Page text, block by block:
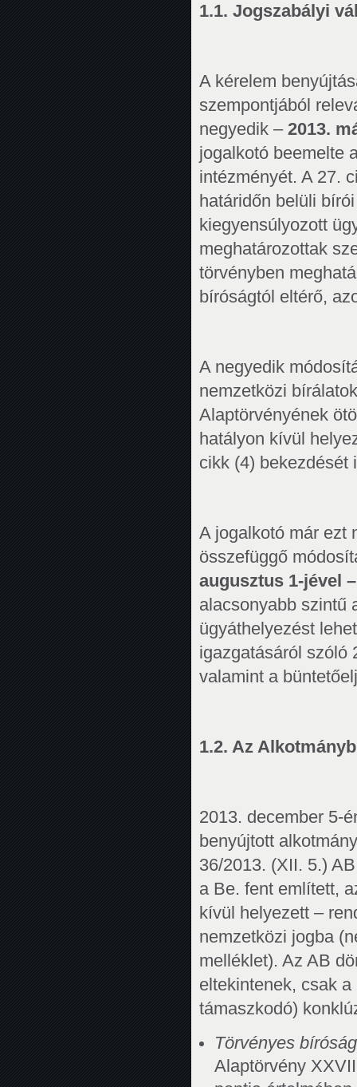
1.1. Jogszabályi
A kérelem
szempontjából
negyedik – 2013.
jogalkotó beemelte
intézményét. A 27.
határidőn belüli
kiegyensúlyozott
meghatározottak
törvényben
bíróságtól eltérő,
A negyedik
nemzetközi
Alaptörvényének
hatályon kívül
cikk (4) bekezdését
A jogalkotó már ezt
összefüggő
augusztus 1-jével –
alacsonyabb szintű
ügyáthelyezést
igazgatásáról szóló
valamint a
1.2. Az
2013. december 5-
benyújtott
36/2013. (XII. 5.)
a Be. fent említett,
kívül helyezett –
nemzetközi jogba
melléklet). Az AB
eltekintenek, csak
támaszkodó)
Törvényes
Alaptörvény